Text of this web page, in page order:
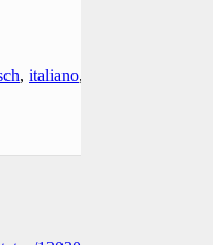
, italiano,